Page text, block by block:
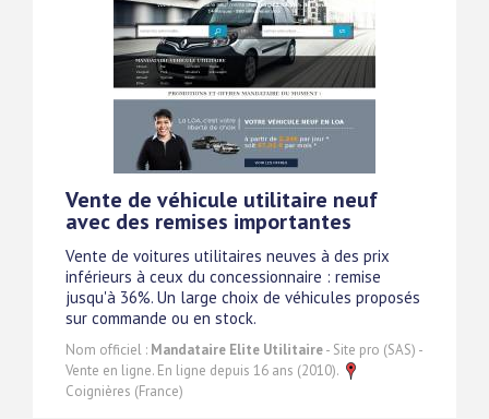
Vente de véhicule utilitaire neuf
avec des remises importantes
Vente de voitures utilitaires neuves à des prix
inférieurs à ceux du concessionnaire : remise
jusqu'à 36%. Un large choix de véhicules proposés
sur commande ou en stock.
Nom officiel : Mandataire Elite Utilitaire- Site pro (SAS) -
Vente en ligne. En ligne depuis 16 ans (2010).
Coignières (France)